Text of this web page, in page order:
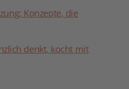
Konzepte, die
denkt, kocht mit